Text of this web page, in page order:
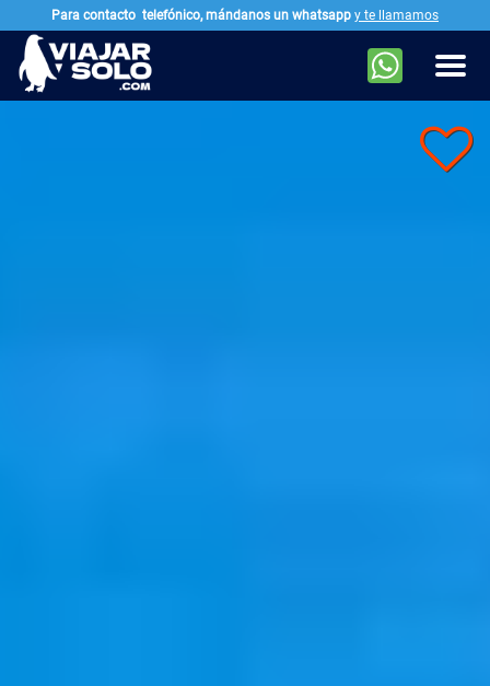
Ir al contenido principal
Para contacto telefónico, mándanos un whatsapp y te llamamos